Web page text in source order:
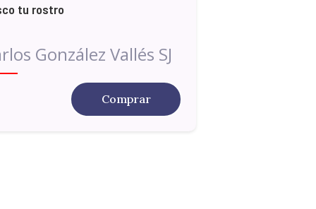
tu rostro
González Vallés SJ
Comprar